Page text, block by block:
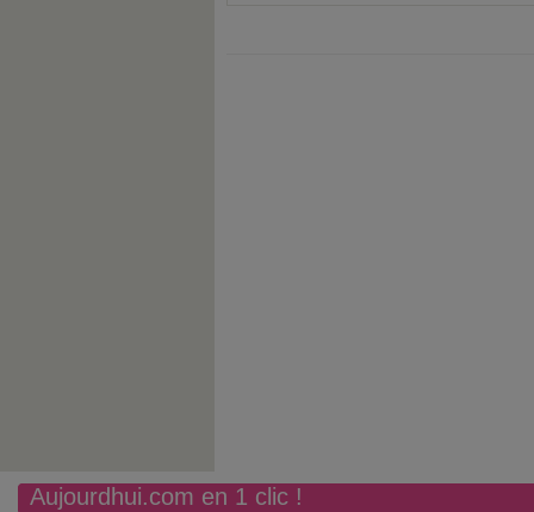
Aujourdhui.com en 1 clic !